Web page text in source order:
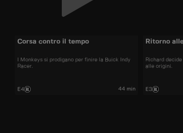
Corsa contro il tempo
I Monkeys si prodigano per finire la Buick Indy
Racer.
E4 44 min
Ritorno
Richard
alle origini.
E3